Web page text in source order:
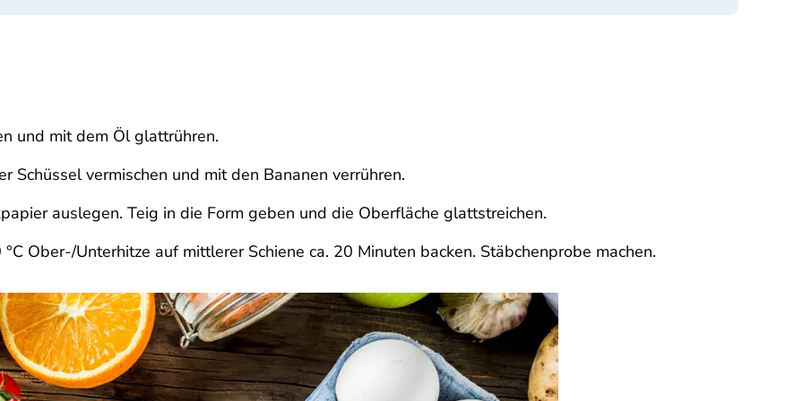
und mit dem Öl glattrühren.
Schüssel vermischen und mit den Bananen verrühren.
auslegen. Teig in die Form geben und die Oberfläche glattstreichen.
Ober-/Unterhitze auf mittlerer Schiene ca. 20 Minuten backen. Stäbchenprobe machen.